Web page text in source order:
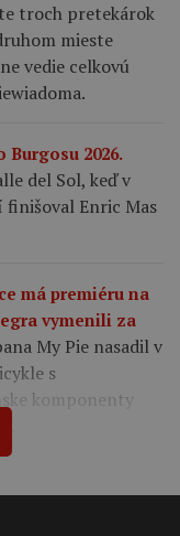
troch pretekárok
mieste
vedie celkovú
Burgosu 2026.
del Sol, keď v
finišoval Enric Mas
má premiéru na
vymenili za
My Pie nasadil v
s
komponenty